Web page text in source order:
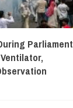
Parliament